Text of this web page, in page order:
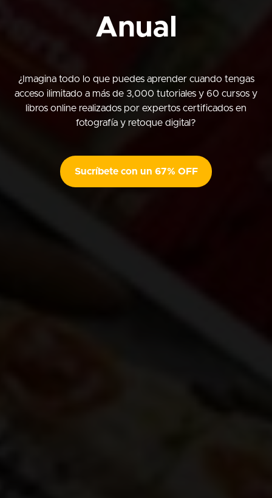
Anual
¿Imagina todo lo que puedes aprender cuando tengas
acceso ilimitado a más de 3,000 tutoriales y 60 cursos y
libros online realizados por expertos certificados en
fotografía y retoque digital?
Sucríbete con un 67% OFF